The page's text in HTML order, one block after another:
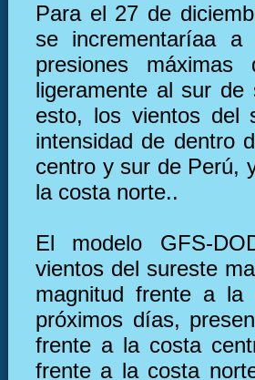
Para el 27 de
se incrementaríaa
presiones
ligeramente al sur de
esto, los vientos del
intensidad de dentro
centro y sur de Perú,
la costa norte..
El modelo GFS-
vientos del sureste
magnitud frente a
próximos días,
frente a la costa
frente a la costa